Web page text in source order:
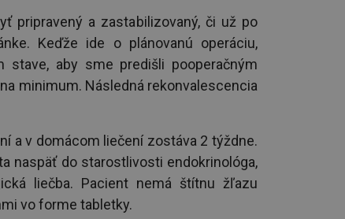
pripravený a zastabilizovaný, či už po
Keďže ide o plánovanú operáciu,
aby sme predišli pooperačným
minimum. Následná rekonvalescencia
a v domácom liečení zostáva 2 týždne.
naspäť do starostlivosti endokrinológa,
liečba. Pacient nemá štítnu žľazu
vo forme tabletky.